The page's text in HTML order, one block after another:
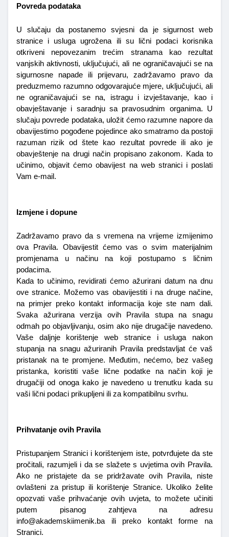
Povreda podataka
U slučaju da postanemo svjesni da je sigurnost web
stranice i usluga ugrožena ili su lični podaci korisnika
otkriveni nepovezanim trećim stranama kao rezultat
vanjskih aktivnosti, uključujući, ali ne ograničavajući se na
sigurnosne napade ili prijevaru, zadržavamo pravo da
preduzmemo razumno odgovarajuće mjere, uključujući, ali
ne ograničavajući se na, istragu i izvještavanje, kao i
obavještavanje i saradnju sa pravosudnim organima. U
slučaju povrede podataka, uložit ćemo razumne napore da
obavijestimo pogođene pojedince ako smatramo da postoji
razuman rizik od štete kao rezultat povrede ili ako je
obavještenje na drugi način propisano zakonom. Kada to
učinimo, objavit ćemo obavijest na web stranici i poslati
Vam e-mail.
Izmjene i dopune
Zadržavamo pravo da s vremena na vrijeme izmijenimo
ova Pravila. Obavijestit ćemo vas o svim materijalnim
promjenama u načinu na koji postupamo s ličnim
podacima.
Kada to učinimo, revidirati ćemo ažurirani datum na dnu
ove stranice. Možemo vas obavijestiti i na druge načine,
na primjer preko kontakt informacija koje ste nam dali.
Svaka ažurirana verzija ovih Pravila stupa na snagu
odmah po objavljivanju, osim ako nije drugačije navedeno.
Vaše daljnje korištenje web stranice i usluga nakon
stupanja na snagu ažuriranih Pravila predstavljat će vaš
pristanak na te promjene. Međutim, nećemo, bez vašeg
pristanka, koristiti vaše lične podatke na način koji je
drugačiji od onoga kako je navedeno u trenutku kada su
vaši lični podaci prikupljeni ili za kompatibilnu svrhu.
Prihvatanje ovih Pravila
Pristupanjem Stranici i korištenjem iste, potvrđujete da ste
pročitali, razumjeli i da se slažete s uvjetima ovih Pravila.
Ako ne pristajete da se pridržavate ovih Pravila, niste
ovlašteni za pristup ili korištenje Stranice. Ukoliko želite
opozvati vaše prihvaćanje ovih uvjeta, to možete učiniti
putem pisanog zahtjeva na adresu
info@akademskiimenik.ba ili preko kontakt forme na
Stranici.